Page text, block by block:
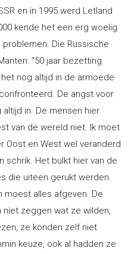
en in 1995 werd Letland
kende het een erg woelig
Die Russische
“50 jaar bezetting
nog altijd in de armoede
De angst voor
in. De mensen hier
van de wereld niet. Ik moet
Oost en West wel veranderd
schrik. Het bulkt hier van de
die uiteen gerukt werden.
moest alles afgeven. De
zeggen wat ze wilden,
ze konden zelf niet
keuze, ook al hadden ze